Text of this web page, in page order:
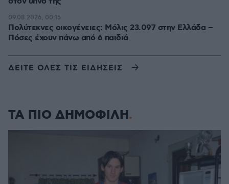
Πολύτεκνες οικογένειες: Μόλις 23.097 στην Ελλάδα –
Πόσες έχουν πάνω από 6 παιδιά
09.08.2026, 00:15
ΔΕΙΤΕ ΟΛΕΣ ΤΙΣ ΕΙΔΗΣΕΙΣ
ΤΑ ΠΙΟ ΔΗΜΟΦΙΛΗ